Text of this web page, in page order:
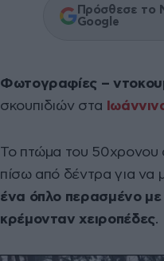
Πρόσθεσε το
Google
Φωτογραφίες –
σκουπιδιών στα
Το πτώμα του 50χρονου
πίσω από δέντρα για να
ένα όπλο περασμένο με
κρέμονταν χειροπέδες.